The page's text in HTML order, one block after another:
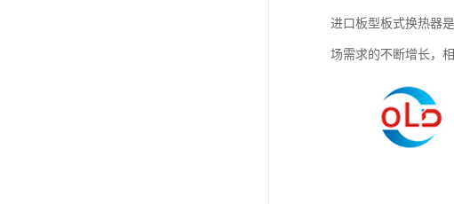
进口板型板式换热器
场需求的不断增长，